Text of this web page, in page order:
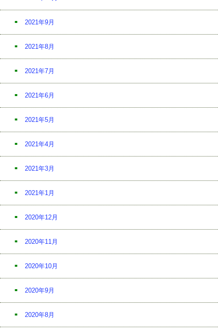
2021年9月
2021年8月
2021年7月
2021年6月
2021年5月
2021年4月
2021年3月
2021年1月
2020年12月
2020年11月
2020年10月
2020年9月
2020年8月